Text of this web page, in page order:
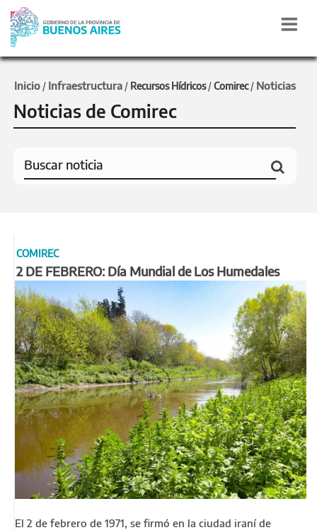
Inicio / Infraestructura / Recursos Hídricos/Comirec/ Noticias
Noticias de Comirec
COMIREC
2 DE FEBRERO: Día Mundial de Los Humedales
El 2 de febrero de 1971, se firmó en la ciudad iraní de